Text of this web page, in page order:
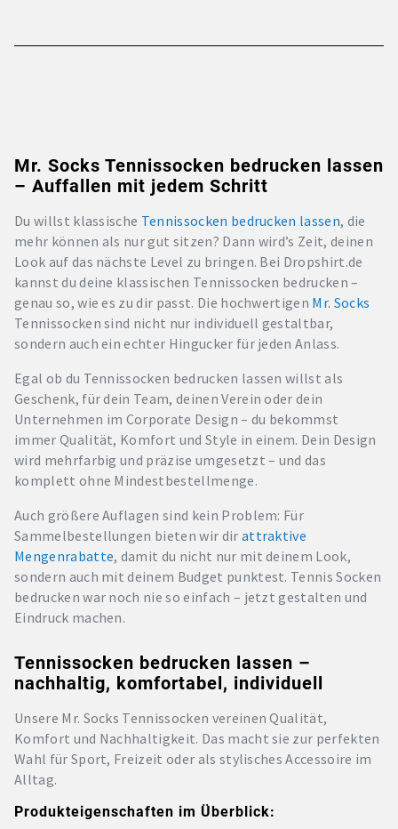
Mr. Socks Tennissocken bedrucken lassen
– Auffallen mit jedem Schritt
Du willst klassische Tennissocken bedrucken lassen, die
mehr können als nur gut sitzen? Dann wird’s Zeit, deinen
Look auf das nächste Level zu bringen. Bei Dropshirt.de
kannst du deine klassischen Tennissocken bedrucken –
genau so, wie es zu dir passt. Die hochwertigen Mr. Socks
Tennissocken sind nicht nur individuell gestaltbar,
sondern auch ein echter Hingucker für jeden Anlass.
Egal ob du Tennissocken bedrucken lassen willst als
Geschenk, für dein Team, deinen Verein oder dein
Unternehmen im Corporate Design – du bekommst
immer Qualität, Komfort und Style in einem. Dein Design
wird mehrfarbig und präzise umgesetzt – und das
komplett ohne Mindestbestellmenge.
Auch größere Auflagen sind kein Problem: Für
Sammelbestellungen bieten wir dir attraktive
Mengenrabatte, damit du nicht nur mit deinem Look,
sondern auch mit deinem Budget punktest. Tennis Socken
bedrucken war noch nie so einfach – jetzt gestalten und
Eindruck machen.
Tennissocken bedrucken lassen –
nachhaltig, komfortabel, individuell
Unsere Mr. Socks Tennissocken vereinen Qualität,
Komfort und Nachhaltigkeit. Das macht sie zur perfekten
Wahl für Sport, Freizeit oder als stylisches Accessoire im
Alltag.
Produkteigenschaften im Überblick: